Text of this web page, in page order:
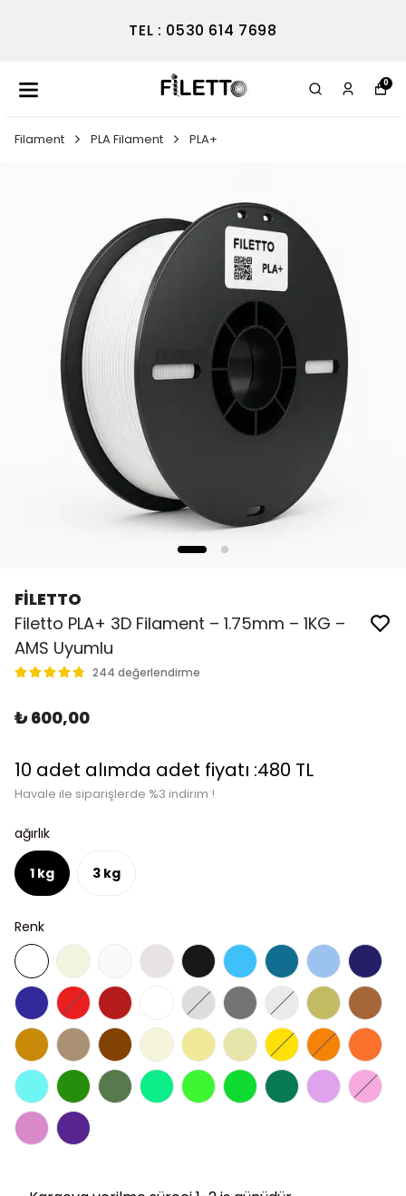
TEL : 0530 614 7698
0
Filament PLA Filament PLA+
FİLETTO
Filetto PLA+ 3D Filament – 1.75mm – 1KG –
AMS Uyumlu
244 değerlendirme
₺ 600,00
10 adet alımda adet fiyatı :480 TL
Havale ile siparişlerde %3 indirim !
ağırlık
1 kg 3 kg
Renk